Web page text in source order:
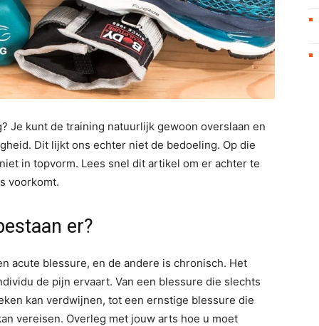
Je kunt de training natuurlijk gewoon overslaan en
Dit lijkt ons echter niet de bedoeling. Op die
in topvorm. Lees snel dit artikel om er achter te
voorkomt.
er?
acute blessure, en de andere is chronisch. Het
de pijn ervaart. Van een blessure die slechts
kan verdwijnen, tot een ernstige blessure die
vereisen. Overleg met jouw arts hoe u moet